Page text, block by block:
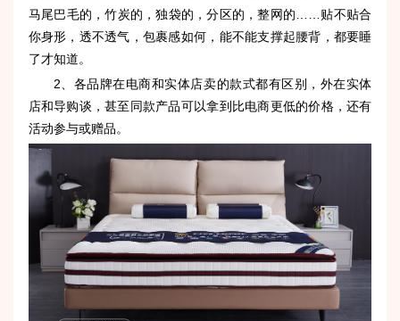
马尾巴毛的，竹炭的，独袋的，分区的，整网的……贴不贴合
你身形，透不透气，包裹感如何，能不能支撑起腰背，都要睡
了才知道。
2、各品牌在电商和实体店卖的款式都有区别，外在实体
店和导购谈，甚至同款产品可以拿到比电商更低的价格，还有
活动参与或赠品。